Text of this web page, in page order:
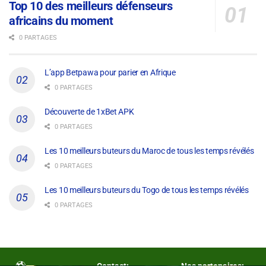
Top 10 des meilleurs défenseurs
africains du moment
0 PARTAGES
L’app Betpawa pour parier en Afrique
0 PARTAGES
Découverte de 1xBet APK
0 PARTAGES
Les 10 meilleurs buteurs du Maroc de tous les temps révélés
0 PARTAGES
Les 10 meilleurs buteurs du Togo de tous les temps révélés
0 PARTAGES